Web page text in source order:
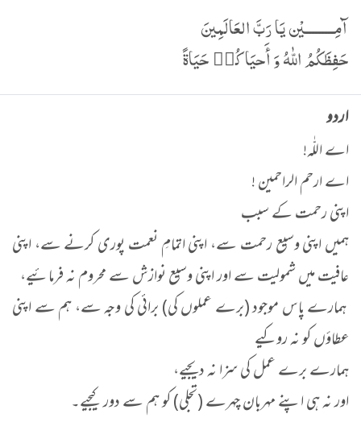
آمِـــــــــيْن يَا رَبَّ العَالَمِينَ
حَفِظَكُمُ اللّٰهُ وَ أَحيَاكُم٘ حَيَاةً
اردو
اے اللّٰہ!
اے ارحم الراحمین !
اپنی رحمت کے سبب
ہمیں اپنی وسیع رحمت سے، اپنی اتمامِ نعمت پوری کرنے سے، اپنی
عافیت میں شمولیت سے اور اپنی وسیع نوازش سے محروم نہ فرمائیے،
ہمارے پاس موجود (برے عملوں کی) برائی کی وجہ سے، ہم سے اپنی
عطاؤں کو نہ روکیے
ہمارے برے عمل کی سزا نہ دیجیے،
اور نہ ہی اپنے مہربان چہرے (تجلی) کو ہم سے دور کیجیے۔